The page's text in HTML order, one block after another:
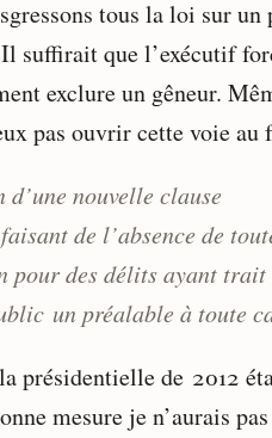
tous la loi sur un
suffirait que l’exécutif
exclure un gêneur.
pas ouvrir cette voie au
nouvelle clause
de l’absence de
pour des délits ayant
un préalable à toute
présidentielle de 2012
mesure je n’aurais